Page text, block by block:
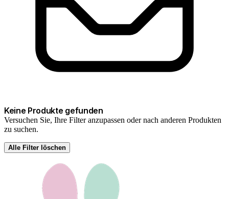
Keine Produkte gefunden
Versuchen Sie, Ihre Filter anzupassen oder nach anderen Produkten
zu suchen.
Alle Filter löschen